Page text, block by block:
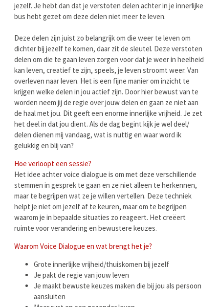
jezelf. Je hebt dan dat je verstoten delen achter in je innerlijke
bus hebt gezet om deze delen niet meer te leven.
Deze delen zijn juist zo belangrijk om die weer te leven om
dichter bij jezelf te komen, daar zit de sleutel. Deze verstoten
delen om die te gaan leven zorgen voor dat je weer in heelheid
kan leven, creatief te zijn, speels, je leven stroomt weer. Van
overleven naar leven. Het is een fijne manier om inzicht te
krijgen welke delen in jou actief zijn. Door hier bewust van te
worden neem jij de regie over jouw delen en gaan ze niet aan
de haal met jou. Dit geeft een enorme innerlijke vrijheid. Je zet
het deel in dat jou dient. Als de dag begint kijk je wel deel/
delen dienen mij vandaag, wat is nuttig en waar word ik
gelukkig en blij van?
Hoe verloopt een sessie?
Het idee achter voice dialogue is om met deze verschillende
stemmen in gesprek te gaan en ze niet alleen te herkennen,
maar te begrijpen wat ze je willen vertellen. Deze techniek
helpt je niet om jezelf af te keuren, maar om te begrijpen
waarom je in bepaalde situaties zo reageert. Het creëert
ruimte voor verandering en bewustere keuzes.
Waarom Voice Dialogue en wat brengt het je?
Grote innerlijke vrijheid/thuiskomen bij jezelf
Je pakt de regie van jouw leven
Je maakt bewuste keuzes maken die bij jou als persoon
aansluiten